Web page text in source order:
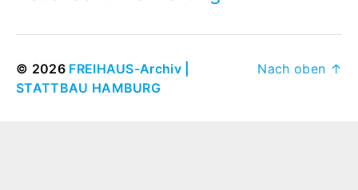
© 2026 FREIHAUS-Archiv |
STATTBAU HAMBURG
Nach oben ↑